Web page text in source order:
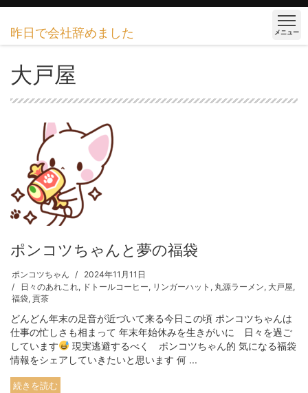
昨日で会社辞めました メニュー
大戸屋
ポンコツちゃんと夢の福袋
ポンコツちゃん
2024年11月11日
日々のあれこれ, ドトールコーヒー, リンガーハット , 丸源ラーメン, 大戸屋,
福袋, 貢茶
どんどん年末の足音が近づいて来る今日この頃 ポンコツちゃんは
仕事の忙しさも相まって 年末年始休みを生きがいに 日々を過ご
しています
現実逃避するべく ポンコツちゃん的 気になる福袋
情報をシェアしていきたいと思います 何 ...
続きを読む